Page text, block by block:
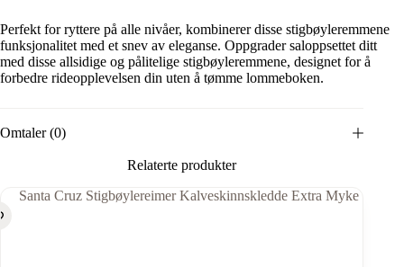
Perfekt for ryttere på alle nivåer, kombinerer disse stigbøyleremmene
funksjonalitet med et snev av eleganse. Oppgrader saloppsettet ditt
med disse allsidige og pålitelige stigbøyleremmene, designet for å
forbedre rideopplevelsen din uten å tømme lommeboken.
Omtaler (0)
Relaterte produkter